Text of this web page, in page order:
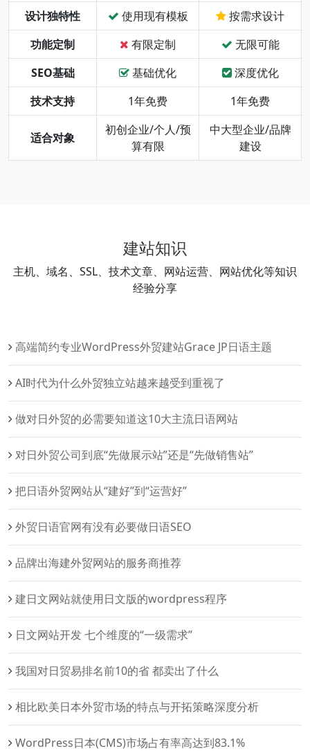
设计独特性
使用现有模板
按需求设计
功能定制
有限定制
无限可能
SEO基础
基础优化
深度优化
技术支持
1年免费 1年免费
适合对象
初创企业/个人/预
算有限
中大型企业/品牌
建设
建站知识
主机、域名、SSL、技术文章、网站运营、网站优化等知识
经验分享
高端简约专业WordPress外贸建站Grace JP日语主题
AI时代为什么外贸独立站越来越受到重视了
做对日外贸的必需要知道这10大主流日语网站
对日外贸公司到底“先做展示站”还是“先做销售站”
把日语外贸网站从“建好”到“运营好”
外贸日语官网有没有必要做日语SEO
品牌出海建外贸网站的服务商推荐
建日文网站就使用日文版的wordpress程序
日文网站开发 七个维度的“一级需求”
我国对日贸易排名前10的省 都卖出了什么
相比欧美日本外贸市场的特点与开拓策略深度分析
WordPress日本(CMS)市场占有率高达到83.1%